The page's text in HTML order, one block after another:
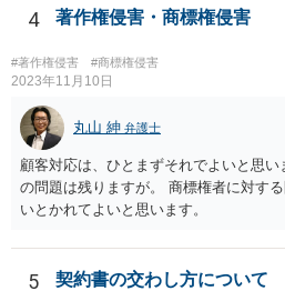
4 著作権侵害・商標権侵害
#著作権侵害 #商標権侵害
2023年11月10日
丸山 紳 弁護士
顧客対応は、ひとまずそれでよいと思
の問題は残りますが。 商標権者に対す
いとかれてよいと思います。
5 契約書の交わし方について